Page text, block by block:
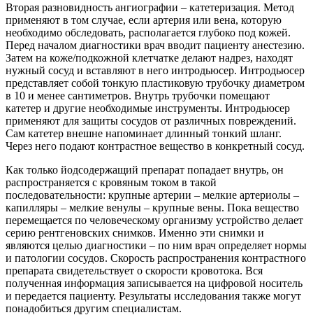
Вторая разновидность ангиографии – катетеризация. Метод
применяют в том случае, если артерия или вена, которую
необходимо обследовать, располагается глубоко под кожей.
Перед началом диагностики врач вводит пациенту анестезию.
Затем на коже/подкожной клетчатке делают надрез, находят
нужный сосуд и вставляют в него интродьюсер. Интродьюсер
представляет собой тонкую пластиковую трубочку диаметром
в 10 и менее сантиметров. Внутрь трубочки помещают
катетер и другие необходимые инструменты. Интродьюсер
применяют для защиты сосудов от различных повреждений.
Сам катетер внешне напоминает длинный тонкий шланг.
Через него подают контрастное вещество в конкретный сосуд.
Как только йодсодержащий препарат попадает внутрь, он
распространяется с кровяным током в такой
последовательности: крупные артерии – мелкие артериолы –
капилляры – мелкие венулы – крупные вены. Пока вещество
перемещается по человеческому организму устройство делает
серию рентгеновских снимков. Именно эти снимки и
являются целью диагностики – по ним врач определяет нормы
и патологии сосудов. Скорость распространения контрастного
препарата свидетельствует о скорости кровотока. Вся
полученная информация записывается на цифровой носитель
и передается пациенту. Результаты исследования также могут
понадобиться другим специалистам.